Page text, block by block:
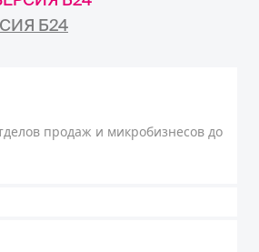
Б24
продаж и микробизнесов до